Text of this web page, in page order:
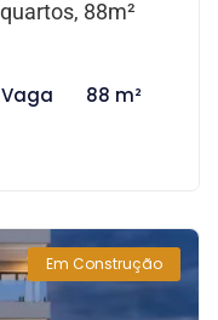
88m²
Vaga 88 m²
Em Construção